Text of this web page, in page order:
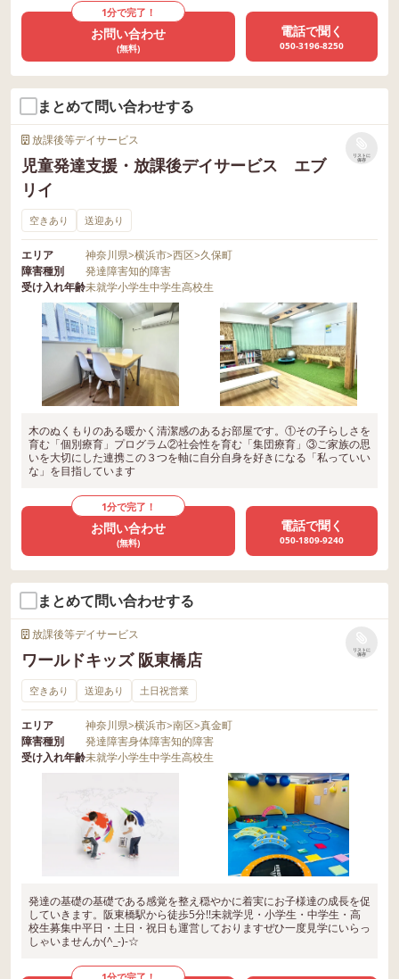
1分で完了！
お問い合わせ
(無料)
電話で聞く
050-3196-8250
まとめて問い合わせする
放課後等デイサービス
児童発達支援・放課後デイサービス エブ
リイ
リストに
保存
空きあり 送迎あり
エリア 神奈川県>横浜市>西区>久保町
障害種別
発達障害知的障害
受け入れ年齢未就学小学生中学生高校生
木のぬくもりのある暖かく清潔感のあるお部屋です。①その子らしさを
育む「個別療育」プログラム②社会性を育む「集団療育」③ご家族の思
いを大切にした連携この３つを軸に自分自身を好きになる「私っていい
な」を目指しています
1分で完了！
お問い合わせ
(無料)
電話で聞く
050-1809-9240
まとめて問い合わせする
放課後等デイサービス
ワールドキッズ 阪東橋店
リストに
保存
空きあり 送迎あり 土日祝営業
エリア 神奈川県>横浜市>南区>真金町
障害種別
発達障害身体障害知的障害
受け入れ年齢未就学小学生中学生高校生
発達の基礎の基礎である感覚を整え穏やかに着実にお子様達の成長を促
していきます。阪東橋駅から徒歩5分!!未就学児・小学生・中学生・高
校生募集中平日・土日・祝日も運営しておりますぜひ一度見学にいらっ
しゃいませんか(^_-)-☆